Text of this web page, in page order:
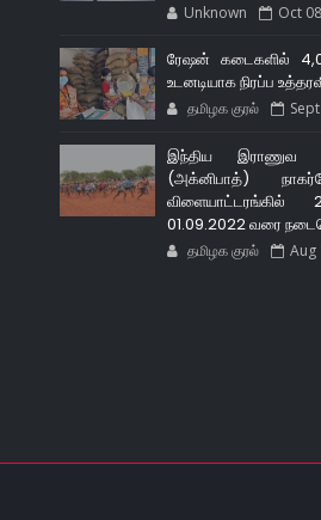
Unknown Oct
ரேஷன் கடைகளில்
உடனடியாக நிரப்ப
தமிழக குரல்
இந்திய இராணுவ
(அக்னிபாத்)
விளையாட்டரங்கில்
01.09.2022 வரை
தமிழக குரல் Aug